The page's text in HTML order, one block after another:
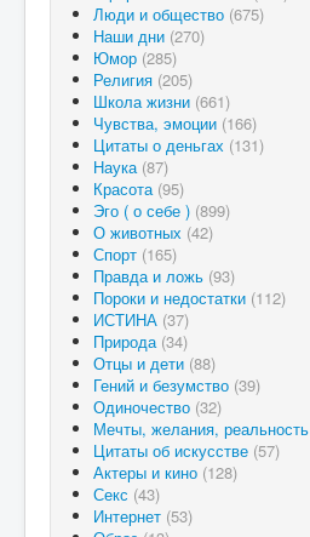
Люди и общество (675)
Наши дни (270)
Юмор (285)
Религия (205)
Школа жизни (661)
Чувства, эмоции (166)
Цитаты о деньгах (131)
Наука (87)
Красота (95)
Эго ( о себе ) (899)
О животных (42)
Спорт (165)
Правда и ложь (93)
Пороки и недостатки (112)
ИСТИНА (37)
Природа (34)
Отцы и дети (88)
Гений и безумство (39)
Одиночество (32)
Мечты, желания, реальность
Цитаты об искусстве (57)
Актеры и кино (128)
Секс (43)
Интернет (53)